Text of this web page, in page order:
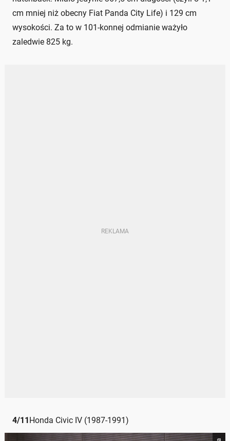
cm mniej niż obecny Fiat Panda City Life) i 129 cm
wysokości. Za to w 101-konnej odmianie ważyło
zaledwie 825 kg.
4/11 Honda Civic IV (1987-1991)